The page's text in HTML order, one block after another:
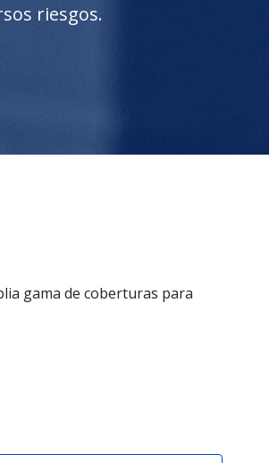
riesgos.
gama de coberturas para